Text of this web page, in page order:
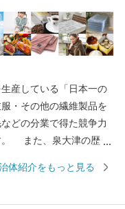
産している「日本一の
・その他の繊維製品を
どの分業で得た競争力
。 また、泉大津の歴史
く、随筆や紀行の中に
体紹介をもっと見る